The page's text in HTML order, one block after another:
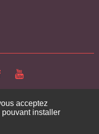
YOUTUBE
acceptez
pouvant installer